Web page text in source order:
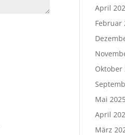
April
Februar
Oktober
Mai
April
März